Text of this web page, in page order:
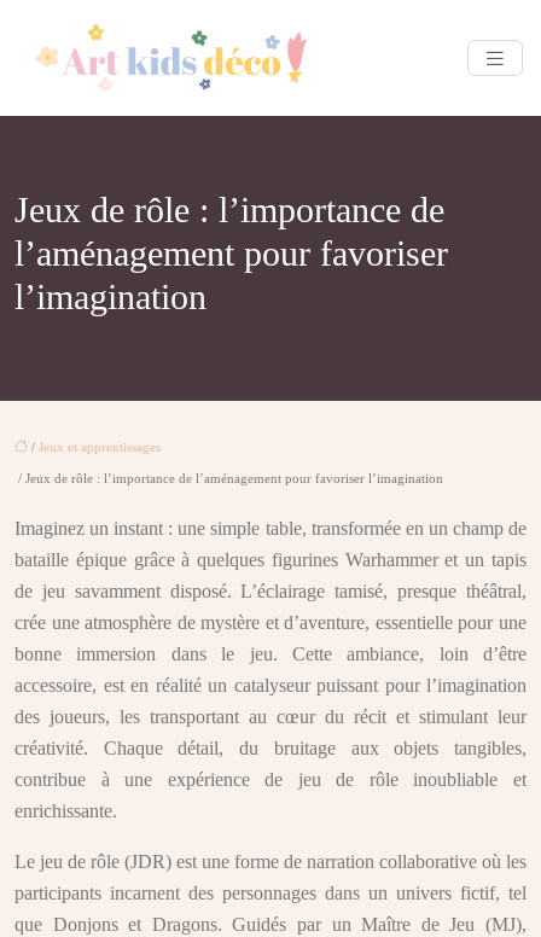
Jeux de rôle : l’importance de
l’aménagement pour favoriser
l’imagination
/ Jeux et apprentissages
/ Jeux de rôle : l’importance de l’aménagement pour favoriser l’imagination
Imaginez un instant : une simple table, transformée en un champ de
bataille épique grâce à quelques figurines Warhammer et un tapis
de jeu savamment disposé. L’éclairage tamisé, presque théâtral,
crée une atmosphère de mystère et d’aventure, essentielle pour une
bonne immersion dans le jeu. Cette ambiance, loin d’être
accessoire, est en réalité un catalyseur puissant pour l’imagination
des joueurs, les transportant au cœur du récit et stimulant leur
créativité. Chaque détail, du bruitage aux objets tangibles,
contribue à une expérience de jeu de rôle inoubliable et
enrichissante.
Le jeu de rôle (JDR) est une forme de narration collaborative où les
participants incarnent des personnages dans un univers fictif, tel
que Donjons et Dragons. Guidés par un Maître de Jeu (MJ),